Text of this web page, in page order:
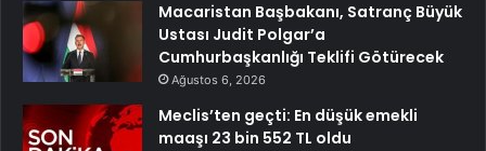
Macaristan Başbakanı, Satranç Büyük
Ustası Judit Polgar’a
Cumhurbaşkanlığı Teklifi Götürecek
Ağustos 6, 2026
Meclis’ten geçti: En düşük emekli
maaşı 23 bin 552 TL oldu